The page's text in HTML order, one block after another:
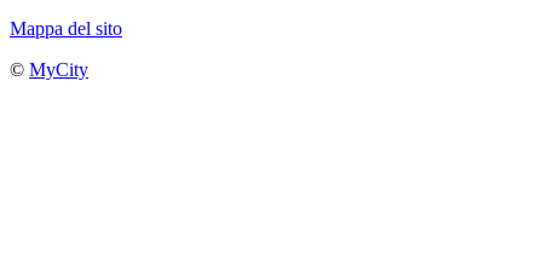
Mappa del sito
© MyCity